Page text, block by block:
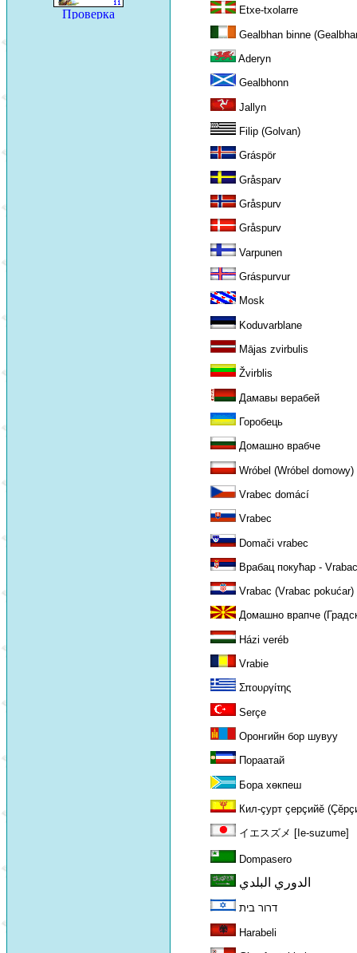
Etxe-txolarre
Gealbhan binne
Aderyn
Gealbhonn
Jallyn
Filip (Golvan)
Gráspör
Gråsparv
Gråspurv
Gråspurv
Varpunen
Gráspurvur
Mosk
Koduvarblane
Mājas zvirbulis
Žvirblis
Дамавы верабей
Горобець
Домашно врабче
Wróbel (Wróbel domowy)
Vrabec domácí
Vrabec
Domači vrabec
Врабац покућар -
Vrabac (Vrabac pokućar)
Домашно врапче
Házi veréb
Vrabie
Σπουργίτης
Serçe
Оронгийн бор шувуу
Пораатай
Бора хөкпеш
Кил-çурт çерçийĕ
イエスズメ [Ie-suzume]
Dompasero
الدوري البلدي
דרור בית
Harabeli